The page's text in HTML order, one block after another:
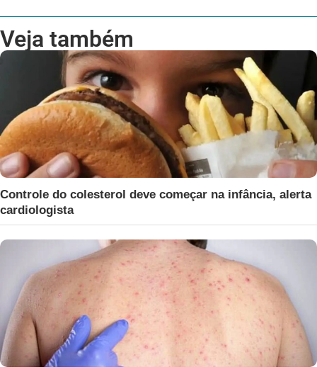
Veja também
Controle do colesterol deve começar na infância, alerta
cardiologista